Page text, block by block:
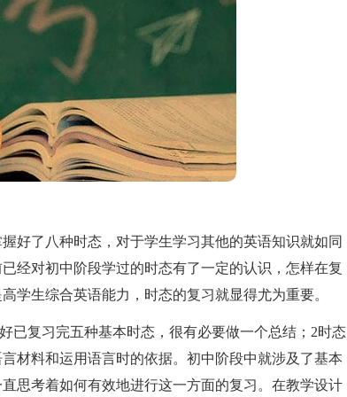
了八种时态，对于学生学习其他的英语知识就如同
经对初中阶段学过的时态有了一定的认识，怎样在复
学生综合英语能力，时态的复习就显得尤为重要。
复习完五种基本时态，很有必要做一个总结；2时态
材料和运用语言时的依据。初中阶段中就涉及了基本
思考着如何有效地进行这一方面的复习。在教学设计